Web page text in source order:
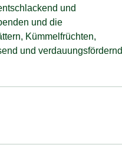
und
und die
Kümmelfrüchten,
und verdauungsfördernd